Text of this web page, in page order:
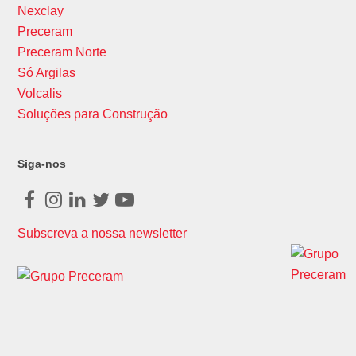
Nexclay
Preceram
Preceram Norte
Só Argilas
Volcalis
Soluções para Construção
Siga-nos
Facebook
Instagram
LinkedIn
TwitterYoutube
Subscreva a nossa newsletter